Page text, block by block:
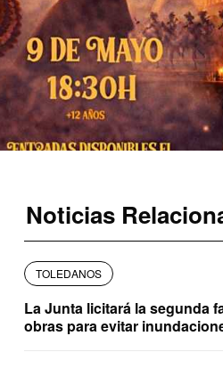
Noticias
TOLEDANOS
La Junta licitará la segunda
obras para evitar